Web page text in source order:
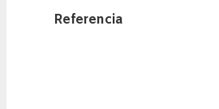
Referencia